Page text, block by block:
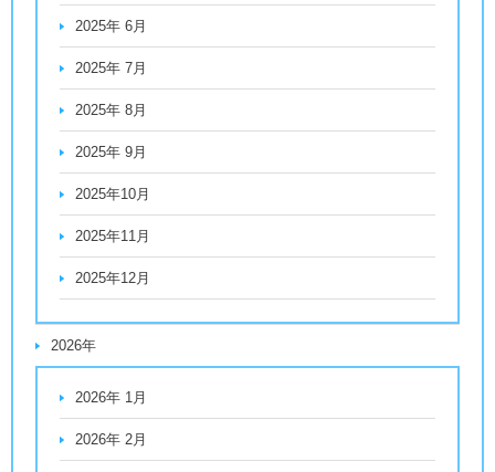
2025年 6月
2025年 7月
2025年 8月
2025年 9月
2025年10月
2025年11月
2025年12月
2026年
2026年 1月
2026年 2月